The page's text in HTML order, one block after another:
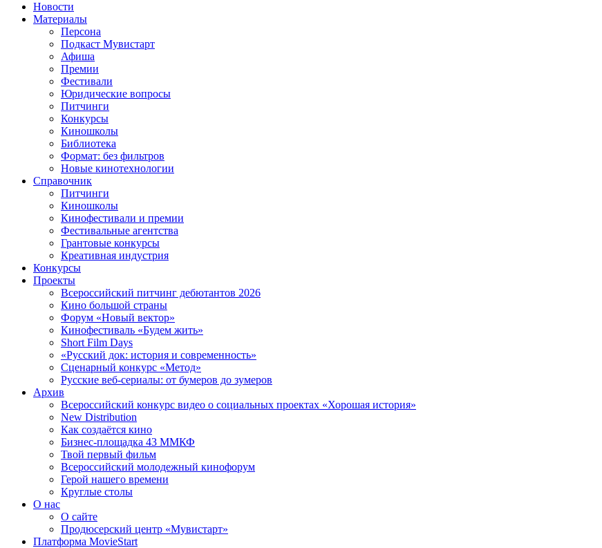
Новости
Материалы
Персона
Подкаст Мувистарт
Афиша
Премии
Фестивали
Юридические вопросы
Питчинги
Конкурсы
Киношколы
Библиотека
Формат: без фильтров
Новые кинотехнологии
Справочник
Питчинги
Киношколы
Кинофестивали и премии
Фестивальные агентства
Грантовые конкурсы
Креативная индустрия
Конкурсы
Проекты
Всероссийский питчинг дебютантов 2026
Кино большой страны
Форум «Новый вектор»
Кинофестиваль «Будем жить»
Short Film Days
«Русский док: история и современность»
Сценарный конкурс «Метод»
Русские веб-сериалы: от бумеров до зумеров
Архив
Всероссийский конкурс видео о социальных проектах «Хорошая история»
New Distribution
Как создаётся кино
Бизнес-площадка 43 ММКФ
Твой первый фильм
Всероссийский молодежный кинофорум
Герой нашего времени
Круглые столы
О нас
О сайте
Продюсерский центр «Мувистарт»
Платформа MovieStart